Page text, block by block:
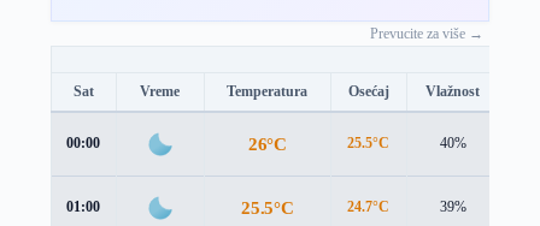
Prevucite za više →
Sat Vreme Temperatura Osećaj Vlažnost
00:00 26°C 25.5°C 40%
01:00 25.5°C 24.7°C 39%